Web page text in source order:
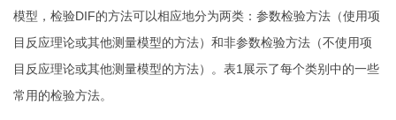
模型，检验DIF的方法可以相应地分为两类：参数检验方法（使用项
目反应理论或其他测量模型的方法）和非参数检验方法（不使用项
目反应理论或其他测量模型的方法）。表1 展示了每个类别中的一些
常用的检验方法。